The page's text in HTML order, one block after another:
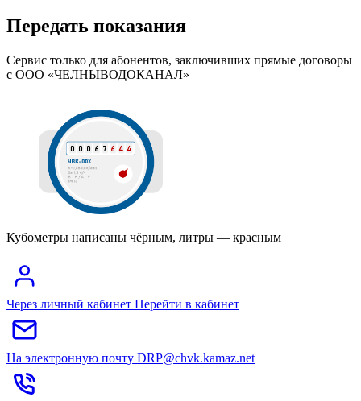
Передать показания
Сервис только для абонентов, заключивших прямые договоры
с ООО «ЧЕЛНЫВОДОКАНАЛ»
Кубометры написаны чёрным, литры — красным
Через личный кабинет Перейти в кабинет
На электронную почту DRP@chvk.kamaz.net